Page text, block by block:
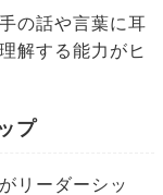
の話や言葉に耳
解する能力がヒ
プ
リーダーシッ